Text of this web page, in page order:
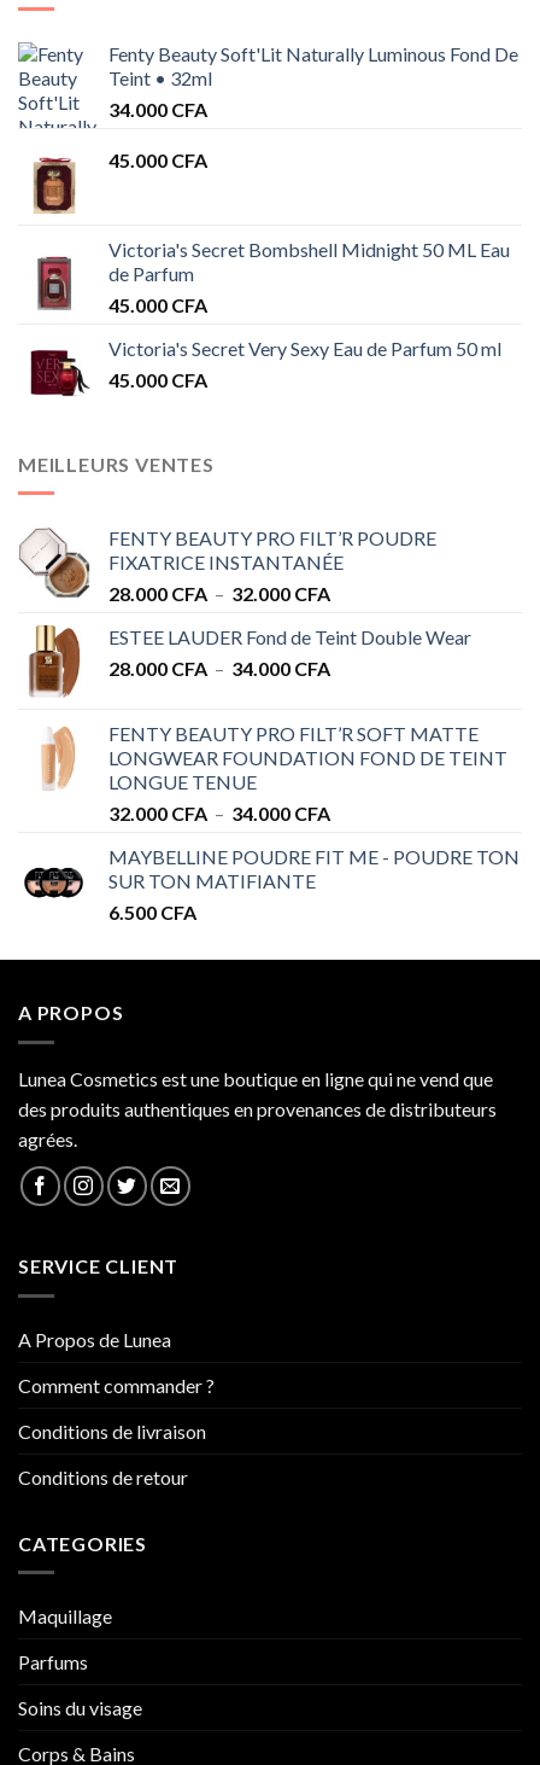
Fenty Beauty Soft'Lit Naturally Luminous Fond De
Teint • 32ml
34.000 CFA
45.000 CFA
Victoria's Secret Bombshell Midnight 50 ML Eau
de Parfum
45.000 CFA
Victoria's Secret Very Sexy Eau de Parfum 50 ml
45.000 CFA
MEILLEURS VENTES
FENTY BEAUTY PRO FILT’R POUDRE
FIXATRICE INSTANTANÉE
28.000 CFA – 32.000 CFAPlage
prix :
28.000 CFA
ESTEE LAUDER Fond de Teint Double Wear
28.000 CFA – 34.000 CFAPlage
28.000 CFA
à
FENTY BEAUTY PRO FILT’R SOFT MATTE
LONGWEAR FOUNDATION FOND DE TEINT
LONGUE TENUE
32.000 CFA – 34.000 CFAPlage
prix :
MAYBELLINE POUDRE FIT ME - POUDRE TON
SUR TON MATIFIANTE
6.500 CFA
A PROPOS
Lunea Cosmetics est une boutique en ligne qui ne vend que
des produits authentiques en provenances de distributeurs
agrées.
SERVICE CLIENT
A Propos de Lunea
Comment commander ?
Conditions de livraison
Conditions de retour
CATEGORIES
Maquillage
Parfums
Soins du visage
Corps & Bains